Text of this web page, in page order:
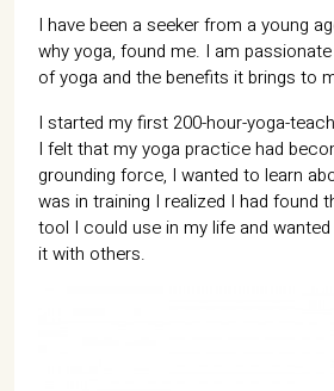
I have been a seeker from a young
why yoga, found me. I am
of yoga and the benefits it brings to
I started my first 200-hour-yoga-
I felt that my yoga practice had
grounding force, I wanted to learn
was in training I realized I had found
tool I could use in my life and
it with others.